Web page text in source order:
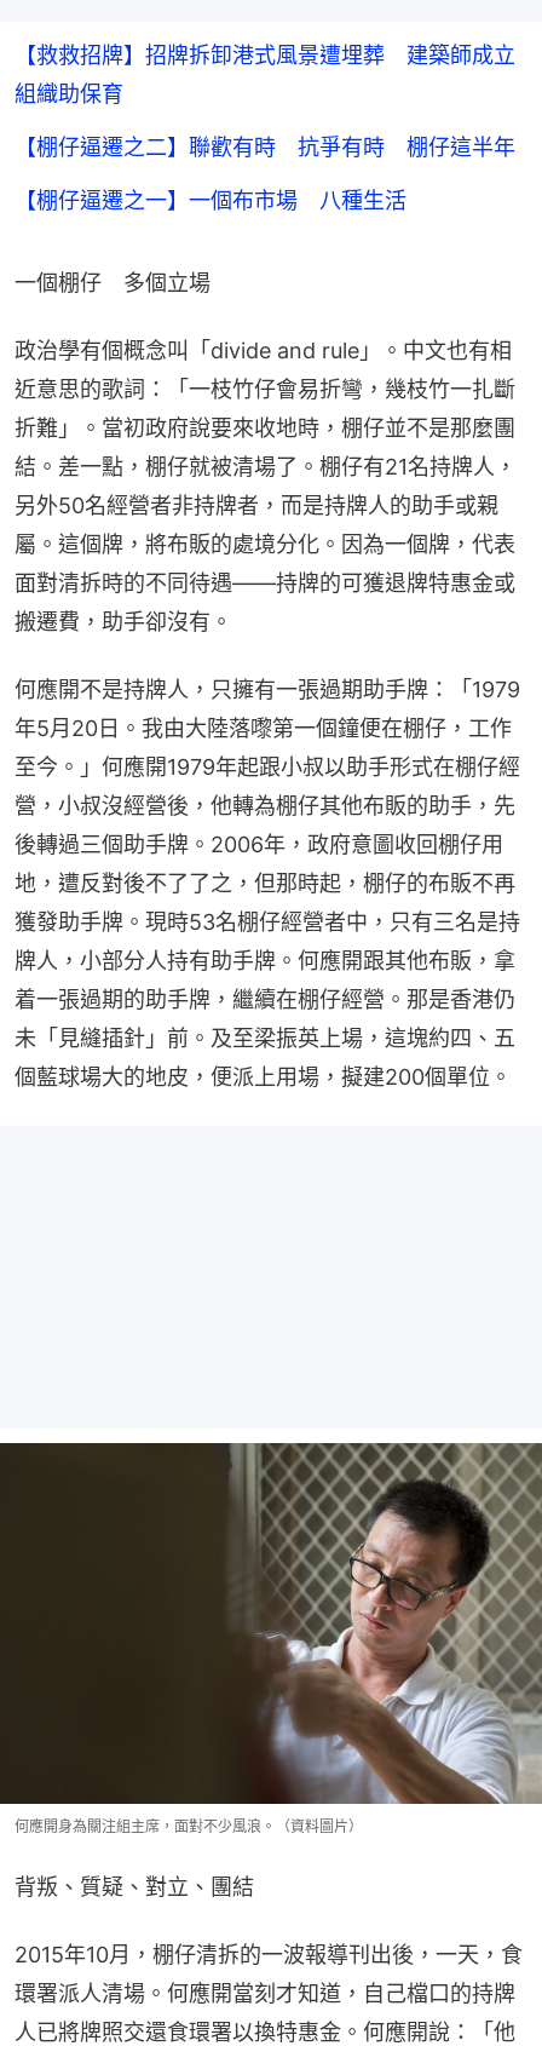
【救救招牌】招牌拆卸港式風景遭埋葬 建築師成立
組織助保育
【棚仔逼遷之二】聯歡有時 抗爭有時 棚仔這半年
【棚仔逼遷之一】一個布市場 八種生活
一個棚仔　多個立場
政治學有個概念叫「divide and rule」。中文也有相
近意思的歌詞：「一枝竹仔會易折彎，幾枝竹一扎斷
折難」。當初政府說要來收地時，棚仔並不是那麼團
結。差一點，棚仔就被清場了。棚仔有21名持牌人，
另外50名經營者非持牌者，而是持牌人的助手或親
屬。這個牌，將布販的處境分化。因為一個牌，代表
面對清拆時的不同待遇——持牌的可獲退牌特惠金或
搬遷費，助手卻沒有。
何應開不是持牌人，只擁有一張過期助手牌：「1979
年5月20日。我由大陸落嚟第一個鐘便在棚仔，工作
至今。」何應開1979年起跟小叔以助手形式在棚仔經
營，小叔沒經營後，他轉為棚仔其他布販的助手，先
後轉過三個助手牌。2006年，政府意圖收回棚仔用
地，遭反對後不了了之，但那時起，棚仔的布販不再
獲發助手牌。現時53名棚仔經營者中，只有三名是持
牌人，小部分人持有助手牌。何應開跟其他布販，拿
着一張過期的助手牌，繼續在棚仔經營。那是香港仍
未「見縫插針」前。及至梁振英上場，這塊約四、五
個藍球場大的地皮，便派上用場，擬建200個單位。
何應開身為關注組主席，面對不少風浪。（資料圖片）
背叛、質疑、對立、團結
2015年10月，棚仔清拆的一波報導刊出後，一天，食
環署派人清場。何應開當刻才知道，自己檔口的持牌
人已將牌照交還食環署以換特惠金。何應開說：「他